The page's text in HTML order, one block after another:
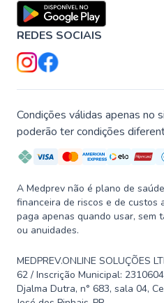
REDES SOCIAIS
Condições válidas apenas no
poderão ter condições
A Medprev não é plano de
financeira de riscos e de custos
paga apenas quando usar, sem
ou anuidades.
MEDPREV.ONLINE SOLUÇÕES
62 / Inscrição Municipal:
Djalma Dutra, n° 683, sala 04,